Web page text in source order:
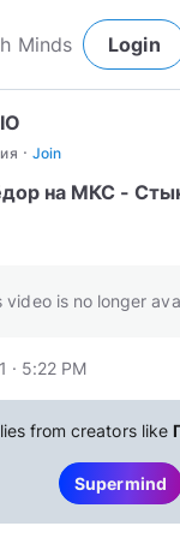
Login
· Join
на МКС -
video is no longer
· 5:22 PM
from creators like
Supermind